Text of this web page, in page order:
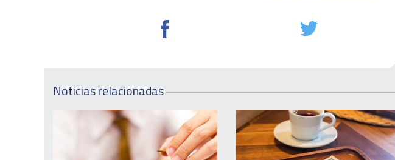
Noticias relacionadas